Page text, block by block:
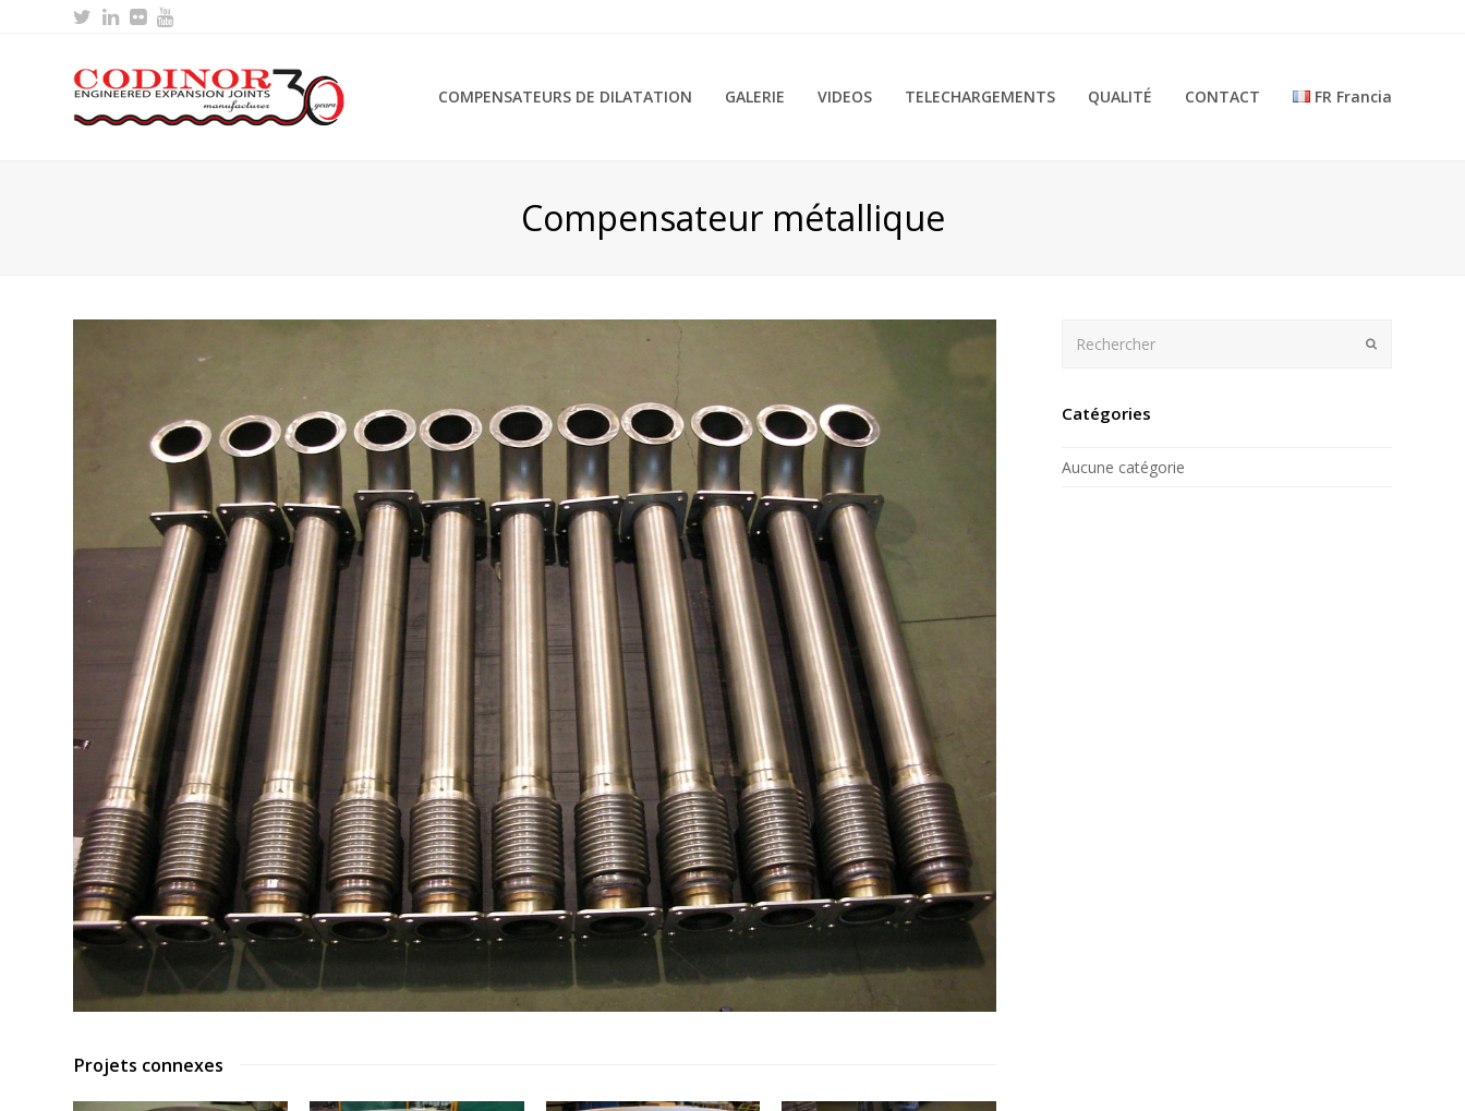
Twitter
LinkedIn
FlickrYoutube
COMPENSATEURS DE DILATATION GALERIE VIDEOS TELECHARGEMENTS QUALITÉ CONTACT FR Francia
Compensateur métallique
Projets connexes
Envoyer
Catégories
Aucune catégorie